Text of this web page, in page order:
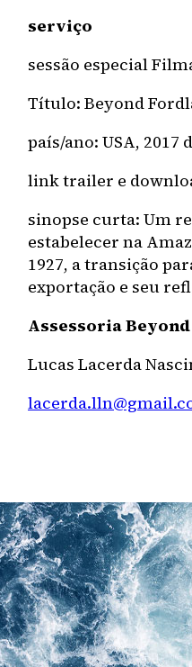
serviço
sessão especial
Título: Beyond
país/ano: USA, 2017
link trailer e
sinopse curta: Um
estabelecer na
1927, a transição
exportação e seu
Assessoria
Lucas Lacerda